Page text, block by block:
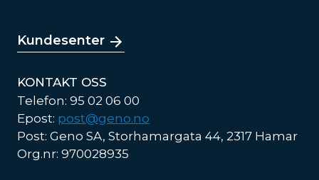
Kundesenter
KONTAKT OSS
Telefon: 95 02 06 00
Epost: post@geno.no
Post: Geno SA, Storhamargata 44, 2317 Hamar
Org.nr: 970028935